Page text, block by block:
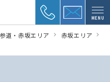
MENU
道・赤坂エリア
赤坂エリア